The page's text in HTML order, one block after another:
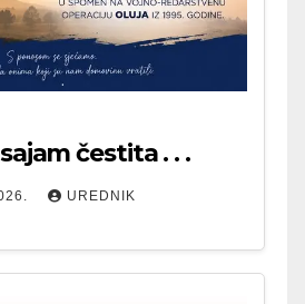
čestita . . .
UREDNIK